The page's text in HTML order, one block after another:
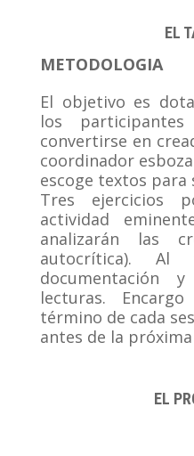
EL
METODOLOGIA
El objetivo es
los
convertirse en
coordinador
escoge textos
Tres ejercicios
actividad
analizarán las
autocrítica). Al
documentación
lecturas.
término de cada
antes de la
EL